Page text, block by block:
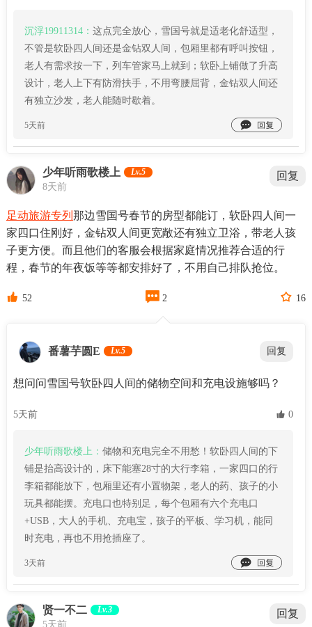
沉浮19911314： 这点完全放心，雪国号就是适老化舒适型，
不管是软卧四人间还是金钻双人间，包厢里都有呼叫按钮，
老人有需求按一下，列车管家马上就到；软卧上铺做了升高
设计，老人上下有防滑扶手，不用弯腰屈背，金钻双人间还
有独立沙发，老人能随时歇着。
5天前 
少年听雨歌楼上 Lv.5
8天前
回复
足动旅游专列 那边雪国号春节的房型都能订，软卧四人间一
家四口住刚好，金钻双人间更宽敞还有独立卫浴，带老人孩
子更方便。而且他们的客服会根据家庭情况推荐合适的行
程，春节的年夜饭等等都安排好了，不用自己排队抢位。
 52  2  16
番薯芋圆E Lv.5 回复
想问问雪国号软卧四人间的储物空间和充电设施够吗？
5天前  0
少年听雨歌楼上： 储物和充电完全不用愁！软卧四人间的下
铺是抬高设计的，床下能塞28寸的大行李箱，一家四口的行
李箱都能放下，包厢里还有小置物架，老人的药、孩子的小
玩具都能摆。充电口也特别足，每个包厢有六个充电口
+USB，大人的手机、充电宝，孩子的平板、学习机，能同
时充电，再也不用抢插座了。
3天前 
贤一不二 Lv.3
5天前
回复